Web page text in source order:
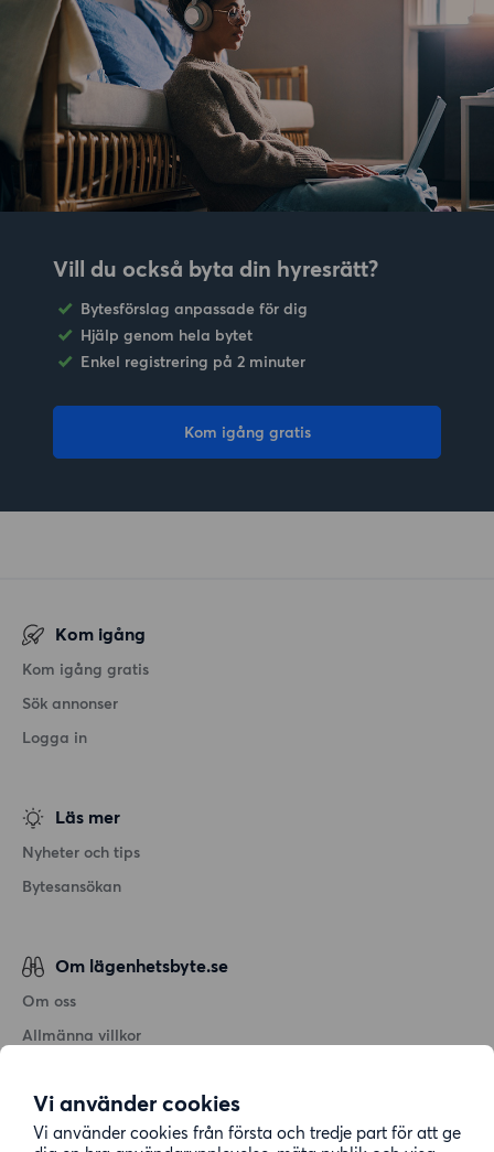
Vi använder cookies
Vi använder cookies från första och tredje part för att ge
Vill du också byta din hyresrätt?
Bytesförslag anpassade för dig
Hjälp genom hela bytet
Enkel registrering på 2 minuter
Kom igång gratis
Kom igång
Kom igång gratis
Sök annonser
Logga in
Läs mer
Nyheter och tips
Bytesansökan
Om lägenhetsbyte.se
Om oss
Allmänna villkor
Cookiepolicy
Sitemap